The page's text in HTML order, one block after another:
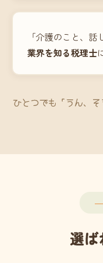
「介護のこと、話
業界を知る税理士
ひとつでも「うん、
選ば